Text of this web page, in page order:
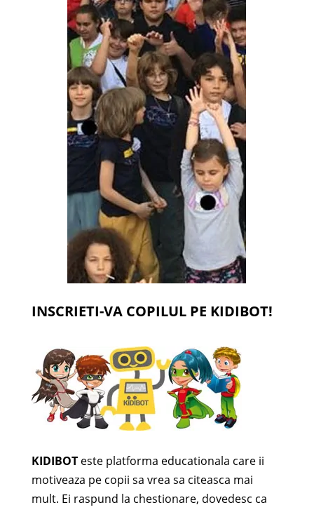
INSCRIETI-VA COPILUL PE KIDIBOT!
KIDIBOTeste platforma educationala care ii
motiveaza pe copii sa vrea sa citeasca mai
mult. Ei raspund la chestionare, dovedesc ca